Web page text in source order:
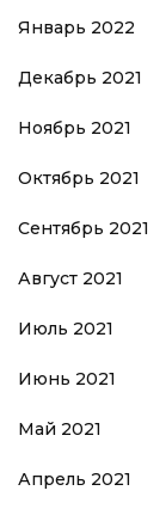
Январь 2022
Декабрь 2021
Ноябрь 2021
Октябрь 2021
Сентябрь 2021
Август 2021
Июль 2021
Июнь 2021
Май 2021
Апрель 2021